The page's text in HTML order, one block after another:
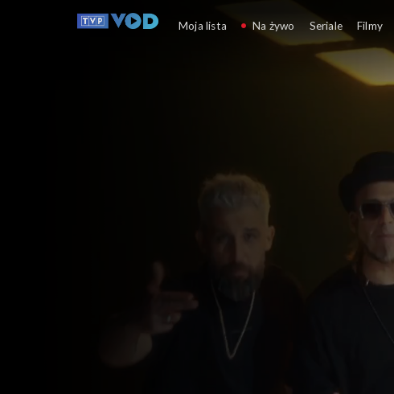
Opole
Moja lista Na żywo Seriale Filmy